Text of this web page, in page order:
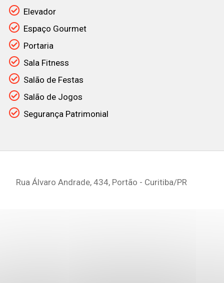
Elevador
Espaço Gourmet
Portaria
Sala Fitness
Salão de Festas
Salão de Jogos
Segurança Patrimonial
Rua Álvaro Andrade, 434, Portão - Curitiba/PR